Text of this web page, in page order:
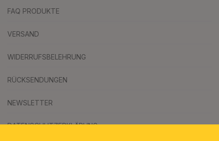
FAQ PRODUKTE
VERSAND
WIDERRUFSBELEHRUNG
RÜCKSENDUNGEN
NEWSLETTER
DATENSCHUTZERKLÄRUNG